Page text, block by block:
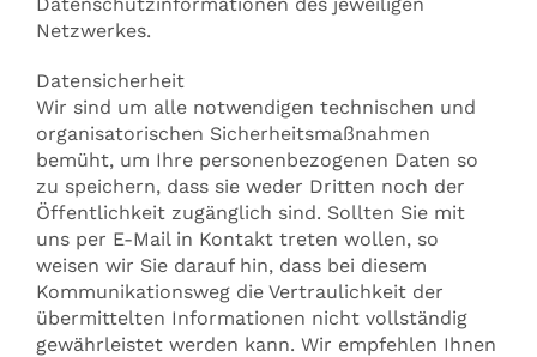
Netzwerkes.
Datensicherheit
Wir sind um alle notwendigen technischen und
organisatorischen Sicherheitsmaßnahmen
bemüht, um Ihre personenbezogenen Daten so
zu speichern, dass sie weder Dritten noch der
Öffentlichkeit zugänglich sind. Sollten Sie mit
uns per E-Mail in Kontakt treten wollen, so
weisen wir Sie darauf hin, dass bei diesem
Kommunikationsweg die Vertraulichkeit der
übermittelten Informationen nicht vollständig
gewährleistet werden kann. Wir empfehlen Ihnen